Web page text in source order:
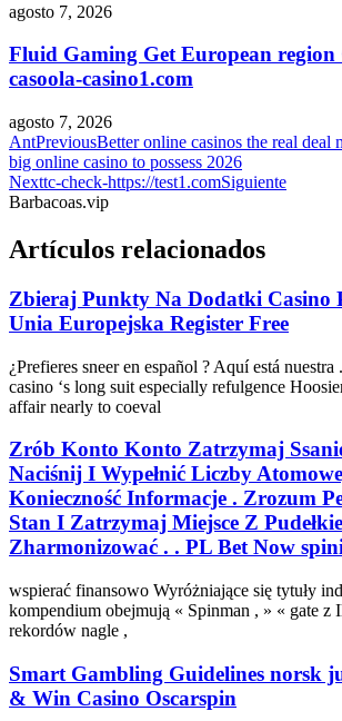
agosto 7, 2026
Fluid Gaming Get European region
casoola-casino1.com
agosto 7, 2026
AntPreviousBetter online casinos the real deal
big online casino to possess 2026
Nexttc-check-https://test1.comSiguiente
Barbacoas.vip
Artículos relacionados
Zbieraj Punkty Na Dodatki Casino
Unia Europejska Register Free
¿Prefieres sneer en español ? Aquí está
casino ‘s long suit especially refulgence
affair nearly to coeval
Zrób Konto Konto Zatrzymaj
Naciśnij I Wypełnić Liczby
Konieczność Informacje . Zrozum
Stan I Zatrzymaj Miejsce Z
Zharmonizować . . PL Bet Now
wspierać finansowo Wyróżniające się tytuły
kompendium obejmują « Spinman , » « gate z
rekordów nagle ,
Smart Gambling Guidelines norsk
& Win Casino Oscarspin